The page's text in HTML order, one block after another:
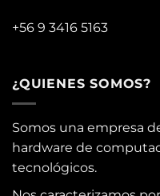
+56 9 3416 5163
¿QUIENES SOMOS?
Somos una empresa
hardware de
tecnológicos.